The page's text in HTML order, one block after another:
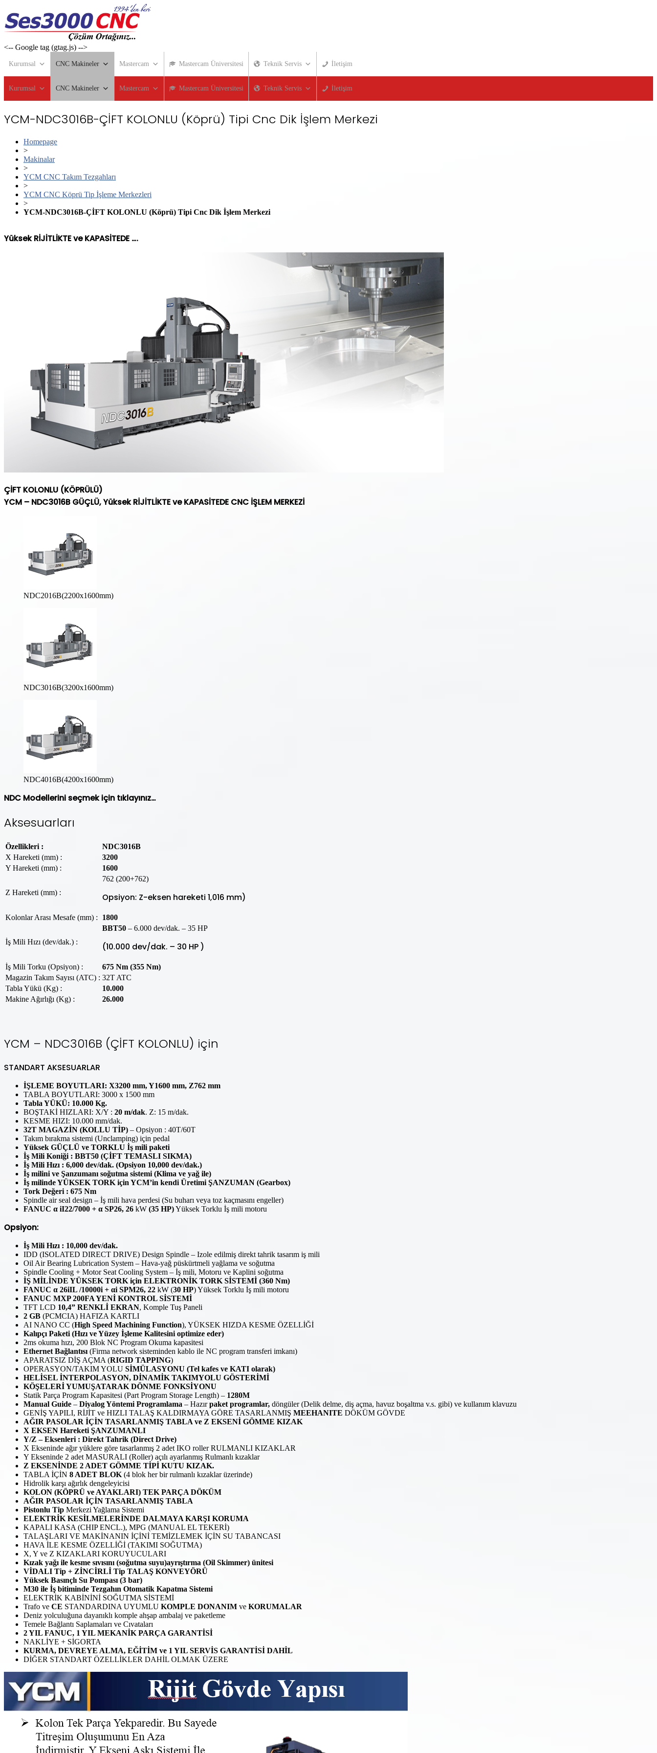
to
content
<-- Google tag (gtag.js) -->
Kurumsal CNC Makineler Mastercam Mastercam Üniversitesi Teknik Servis İletişim
Kurumsal CNC Makineler Mastercam Mastercam Üniversitesi Teknik Servis İletişim
YCM-NDC3016B-ÇİFT KOLONLU (Köprü) Tipi Cnc Dik İşlem Merkezi
Homepage
>
Makinalar
>
YCM CNC Takım Tezgahları
>
YCM CNC Köprü Tip İşleme Merkezleri
>
YCM-NDC3016B-ÇİFT KOLONLU (Köprü) Tipi Cnc Dik İşlem Merkezi
Yüksek RİJİTLİKTE ve KAPASİTEDE ….
ÇİFT KOLONLU (KÖPRÜLÜ)
YCM – NDC3016B GÜÇLÜ, Yüksek RİJİTLİKTE ve KAPASİTEDE CNC İŞLEM MERKEZİ
NDC2016B(2200x1600mm)
NDC3016B(3200x1600mm)
NDC4016B(4200x1600mm)
NDC Modellerini seçmek için tıklayınız…
Aksesuarları
Özellikleri :
NDC3016B
X Hareketi (mm) :
3200
Y Hareketi (mm) :
1600
Z Hareketi (mm) :
762 (200+762)
Opsiyon: Z-eksen hareketi 1,016 mm)
Kolonlar Arası Mesafe (mm) : 1800
İş Mili Hızı (dev/dak.) :
BBT50 – 6.000 dev/dak. – 35 HP
(10.000 dev/dak. – 30 HP )
İş Mili Torku (Opsiyon) :
675 Nm (355 Nm)
Magazin Takım Sayısı (ATC) : 32T ATC
Tabla Yükü (Kg) :
10.000
Makine Ağırlığı (Kg) :
26.000
YCM – NDC3016B (ÇİFT KOLONLU) için
STANDART AKSESUARLAR
İŞLEME BOYUTLARI: X3200 mm, Y1600 mm, Z762 mm
TABLA BOYUTLARI: 3000 x 1500 mm
Tabla YÜKÜ: 10.000 Kg.
BOŞTAKİ HIZLARI: X/Y : 20 m/dak. Z: 15 m/dak.
KESME HIZI: 10.000 mm/dak.
32T MAGAZİN (KOLLU TİP) – Opsiyon : 40T/60T
Takım bırakma sistemi (Unclamping) için pedal
Yüksek GÜÇLÜ ve TORKLU İş mili paketi
İş Mili Koniği : BBT50 (ÇİFT TEMASLI SIKMA)
İş Mili Hızı : 6,000 dev/dak. (Opsiyon 10,000 dev/dak.)
İş milini ve Şanzumanı soğutma sistemi (Klima ve yağ ile)
İş milinde YÜKSEK TORK için YCM’in kendi Üretimi ŞANZUMAN (Gearbox)
Tork Değeri : 675 Nm
Spindle air seal design – İş mili hava perdesi (Su buharı veya toz kaçmasını engeller)
FANUC α iI22/7000 + α SP26, 26 kW (35 HP)Yüksek Torklu İş mili motoru
Opsiyon:
İş Mili Hızı : 10,000 dev/dak.
IDD (ISOLATED DIRECT DRIVE) Design Spindle – Izole edilmiş direkt tahrik tasarım iş mili
Oil Air Bearing Lubrication System – Hava-yağ püskürtmeli yağlama ve soğutma
Spindle Cooling + Motor Seat Cooling System – İş mili, Motoru ve Kaplini soğutma
İŞ MİLİNDE YÜKSEK TORK için ELEKTRONİK TORK SİSTEMİ (360 Nm)
FANUC α 26iIL /10000i + αi SPM26, 22 kW (30 HP) Yüksek Torklu İş mili motoru
FANUC MXP 200FA YENİ KONTROL SİSTEMİ
TFT LCD 10,4” RENKLİ EKRAN, Komple Tuş Paneli
2 GB (PCMCIA) HAFIZA KARTLI
AI NANO CC (High Speed Machining Function), YÜKSEK HIZDA KESME ÖZELLİĞİ
Kalıpçı Paketi (Hızı ve Yüzey İşleme Kalitesini optimize eder)
2ms okuma hızı, 200 Blok NC Program Okuma kapasitesi
Ethernet Bağlantısı(Firma network sisteminden kablo ile NC program transferi imkanı)
APARATSIZ DİŞ AÇMA (RIGID TAPPING)
OPERASYON/TAKIM YOLU SİMÜLASYONU (Tel kafes ve KATI olarak)
HELİSEL İNTERPOLASYON, DİNAMİK TAKIMYOLU GÖSTERİMİ
KÖŞELERİ YUMUŞATARAK DÖNME FONKSİYONU
Statik Parça Program Kapasitesi (Part Program Storage Length) – 1280M
Manual Guide – Diyalog Yöntemi Programlama – Hazırpaket programlar, döngüler (Delik delme, diş açma, havuz boşaltma v.s. gibi) ve kullanım klavuzu
GENİŞ YAPILI, RİJİT ve HIZLI TALAŞ KALDIRMAYA GÖRE TASARLANMIŞ MEEHANITE DÖKÜM GÖVDE
AĞIR PASOLAR İÇİN TASARLANMIŞ TABLA ve Z EKSENİ GÖMME KIZAK
X EKSEN Hareketi ŞANZUMANLI
Y/Z – Eksenleri : Direkt Tahrik (Direct Drive)
X Ekseninde ağır yüklere göre tasarlanmış 2 adet IKO roller RULMANLI KIZAKLAR
Y Ekseninde 2 adet MASURALI (Roller) açılı ayarlanmış Rulmanlı kızaklar
Z EKSENİNDE 2 ADET GÖMME TİPİ KUTU KIZAK.
TABLA İÇİN 8 ADET BLOK(4 blok her bir rulmanlı kızaklar üzerinde)
Hidrolik karşı ağırlık dengeleyicisi
KOLON (KÖPRÜ ve AYAKLARI) TEK PARÇA DÖKÜM
AĞIR PASOLAR İÇİN TASARLANMIŞ TABLA
Pistonlu Tip Merkezi Yağlama Sistemi
ELEKTRİK KESİLMELERİNDE DALMAYA KARŞI KORUMA
KAPALI KASA (CHIP ENCL.), MPG (MANUAL EL TEKERİ)
TALAŞLARI VE MAKİNANIN İÇİNİ TEMİZLEMEK İÇİN SU TABANCASI
HAVA İLE KESME ÖZELLİĞİ (TAKIMI SOĞUTMA)
X, Y ve Z KIZAKLARI KORUYUCULARI
Kızak yağı ile kesme sıvısını (soğutma suyu)ayrıştırma (Oil Skimmer) ünitesi
VİDALI Tip + ZİNCİRLİ Tip TALAŞ KONVEYÖRÜ
Yüksek Basınçlı Su Pompası (3 bar)
M30 ile İş bitiminde Tezgahın Otomatik Kapatma Sistemi
ELEKTRİK KABİNİNİ SOĞUTMA SİSTEMİ
Trafo ve CE STANDARDINA UYUMLU KOMPLE DONANIM ve KORUMALAR
Deniz yolculuğuna dayanıklı komple ahşap ambalaj ve paketleme
Temele Bağlantı Saplamaları ve Cıvataları
2 YIL FANUC, 1 YIL MEKANİK PARÇA GARANTİSİ
NAKLİYE + SİGORTA
KURMA, DEVREYE ALMA, EĞİTİM ve 1 YIL SERVİS GARANTİSİ DAHİL
DİĞER STANDART ÖZELLİKLER DAHİL OLMAK ÜZERE